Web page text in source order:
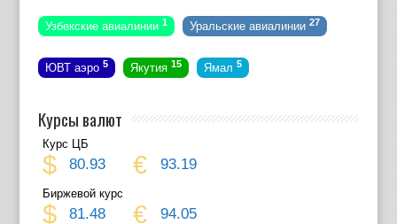
Узбекские авиалинии 1 Уральские авиалинии 27
ЮВТ аэро 5 Якутия 15 Ямал 5
Курсы валют
Курс ЦБ
$ 80.93 € 93.19
Биржевой курс
$ 81.48 € 94.05